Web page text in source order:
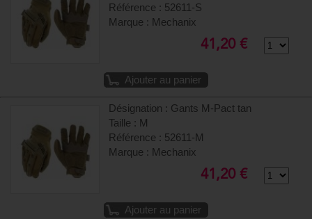
Référence : 52611-S
Marque : Mechanix
41,20 €
Ajouter au panier
Désignation : Gants M-Pact tan
Taille : M
Référence : 52611-M
Marque : Mechanix
41,20 €
Ajouter au panier